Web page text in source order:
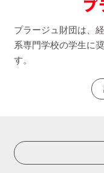
プラージュ財団は、
系専門学校の学生に
す。